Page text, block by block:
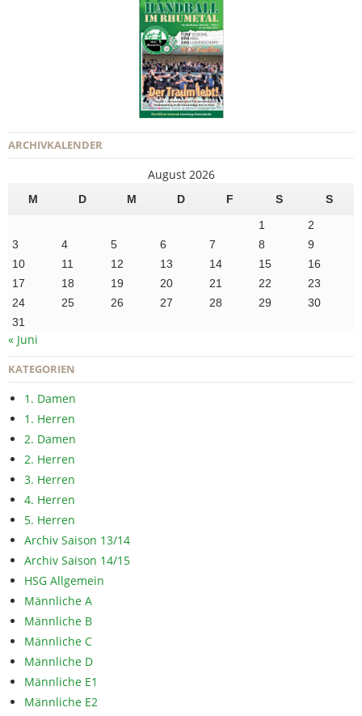
ARCHIVKALENDER
August 2026
M D M D F S
S
1
2
3
4 5 6 7 8
9
10
11 12 13 14 15
16
17
18 19 20 21 22
23
24
25 26 27 28 29
30
31
« Juni
KATEGORIEN
1. Damen
1. Herren
2. Damen
2. Herren
3. Herren
4. Herren
5. Herren
Archiv Saison 13/14
Archiv Saison 14/15
HSG Allgemein
Männliche A
Männliche B
Männliche C
Männliche D
Männliche E1
Männliche E2